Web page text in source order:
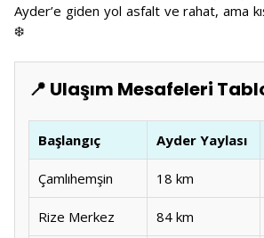
Ayder’e giden yol asfalt ve rahat, ama
❄️
📍 Ulaşım Mesafeleri
Başlangıç Ayder Yaylası
Çamlıhemşin 18 km
Rize Merkez 84 km